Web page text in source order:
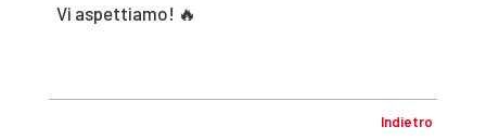
Vi aspettiamo! 🔥
Indietro